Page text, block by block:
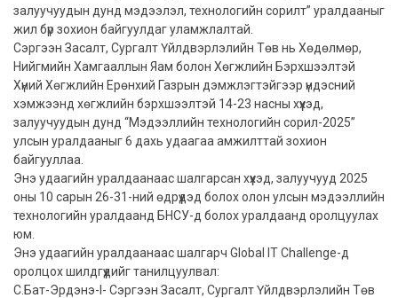
залуучуудын дунд мэдээлэл, технологийн сорилт” уралдааныг
жил бүр зохион байгуулдаг уламжлалтай.
Сэргээн Засалт, Сургалт Үйлдвэрлэлийн Төв нь Хөдөлмөр,
Нийгмийн Хамгааллын Яам болон Хөгжлийн Бэрхшээлтэй
Хүний Хөгжлийн Ерөнхий Газрын дэмжлэгтэйгээр үндэсний
хэмжээнд хөгжлийн бэрхшээлтэй 14-23 насны хүүхэд,
залуучуудын дунд “Мэдээллийн технологийн сорил-2025”
улсын уралдааныг 6 дахь удаагаа амжилттай зохион
байгууллаа.
Энэ удаагийн уралдаанаас шалгарсан хүүхэд, залуучууд 2025
оны 10 сарын 26-31-ний өдрүүдэд болох олон улсын мэдээллийн
технологийн уралдаанд БНСУ-д болох уралдаанд оролцуулах
юм.
Энэ удаагийн уралдаанаас шалгарч Global IT Challenge-д
оролцох шилдгүүдийг танилцуулвал:
С.Бат-Эрдэнэ-I- Сэргээн Засалт, Сургалт Үйлдвэрлэлийн Төв